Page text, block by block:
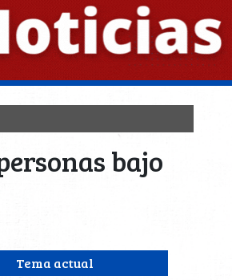
bajo
Tema actual